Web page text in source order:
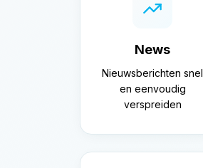
News
Nieuwsberichten snel
en eenvoudig
verspreiden